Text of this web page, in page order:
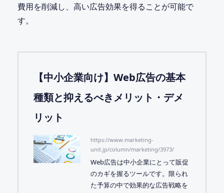
費用を削減し、高い広告効果を得ることが可能で
す。
【中小企業向け】Web広告の基本
種類と抑えるべきメリット・デメ
リット
https://www.marketing-
unit.jp/column/marketing/3973/
Web広告は中小企業にとって販促
のカギを握るツールです。限られ
た予算の中で効果的な広告戦略を